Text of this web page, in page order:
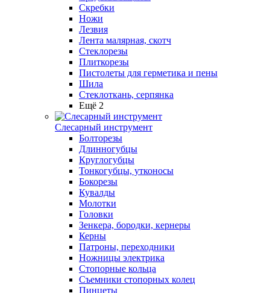
Скребки
Ножи
Лезвия
Лента малярная, скотч
Стеклорезы
Плиткорезы
Пистолеты для герметика и пены
Шила
Стеклоткань, серпянка
Ещё 2
Слесарный инструмент
Болторезы
Длинногубцы
Круглогубцы
Тонкогубцы, утконосы
Бокорезы
Кувалды
Молотки
Головки
Зенкера, бородки, кернеры
Керны
Патроны, переходники
Ножницы электрика
Стопорные кольца
Съемники стопорных колец
Пинцеты